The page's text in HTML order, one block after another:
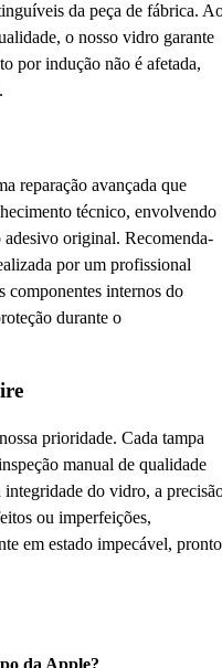
da peça de fábrica.
o nosso vidro garante
por indução não é afetada,
reparação avançada que
técnico, envolvendo
adesivo original. Recomenda-
por um profissional
componentes internos do
durante o
prioridade. Cada tampa
manual de qualidade
integridade do vidro, a
ou imperfeições,
em estado impecável, pronto